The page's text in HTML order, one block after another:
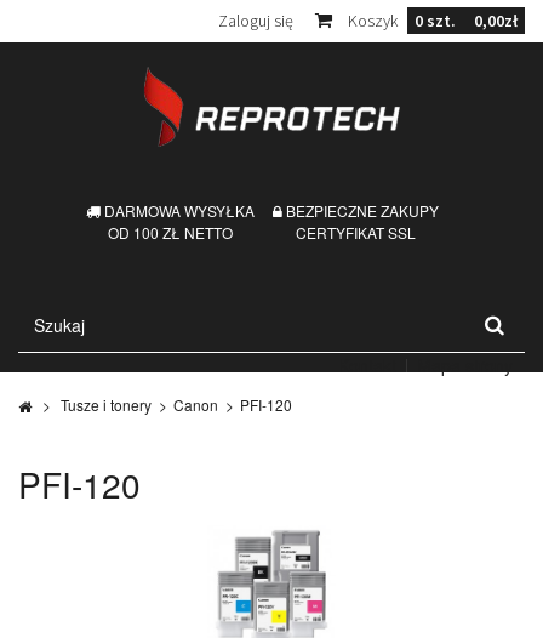
Koszyk 0 szt. 0,00zł
Zaloguj się
DARMOWA WYSYŁKA
OD 100 ZŁ NETTO
BEZPIECZNE ZAKUPY
CERTYFIKAT SSL
> Tusze i tonery > Canon > PFI-120
PFI-120